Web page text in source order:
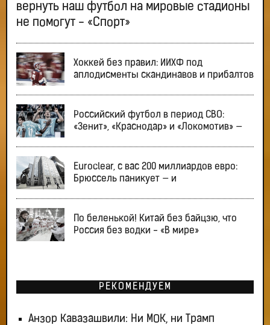
вернуть наш футбол на мировые стадионы
не помогут - «Спорт»
Хоккей без правил: ИИХФ под
аплодисменты скандинавов и прибалтов
Российский футбол в период СВО:
«Зенит», «Краснодар» и «Локомотив» —
Euroclear, с вас 200 миллиардов евро:
Брюссель паникует — и
По беленькой! Китай без байцзю, что
Россия без водки - «В мире»
РЕКОМЕНДУЕМ
Анзор Кавазашвили: Ни МОК, ни Трамп